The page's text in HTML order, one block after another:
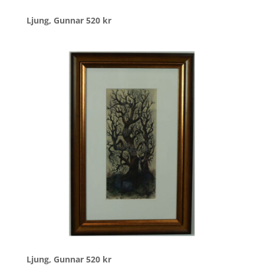
Ljung, Gunnar 520 kr
Ljung, Gunnar 520 kr